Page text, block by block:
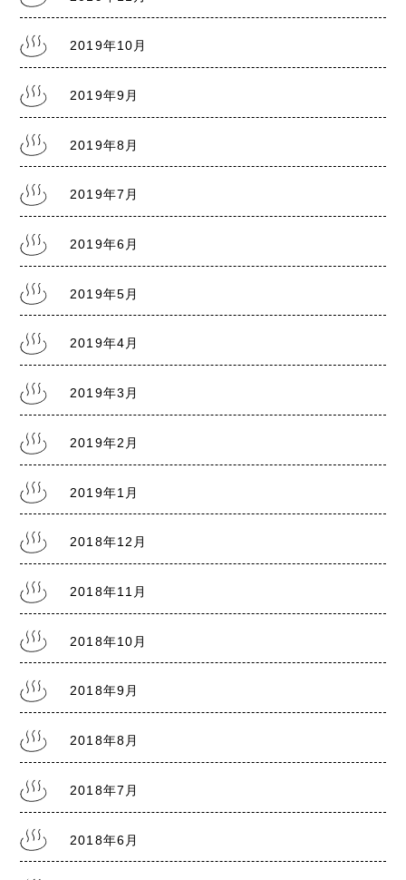
2019年10月
2019年9月
2019年8月
2019年7月
2019年6月
2019年5月
2019年4月
2019年3月
2019年2月
2019年1月
2018年12月
2018年11月
2018年10月
2018年9月
2018年8月
2018年7月
2018年6月